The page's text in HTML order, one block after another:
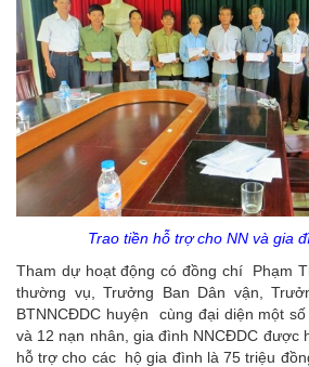
Trao tiền hỗ trợ cho NN và gia
Tham dự hoạt động có đồng chí Phạm
thường vụ, Trưởng Ban Dân vận,
BTNNCĐDC huyện cùng đại diện một
và 12 nạn nhân, gia đình NNCĐDC được
hỗ trợ cho các hộ gia đình là 75 triệu